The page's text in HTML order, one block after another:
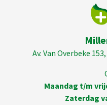
Av. Van Overbeke
Maandag t/m
Zaterdag